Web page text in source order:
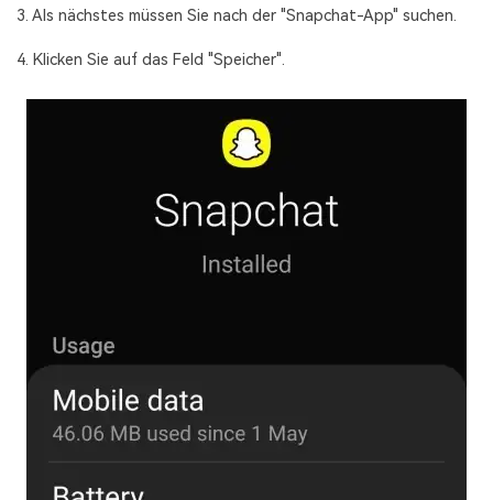
3. Als nächstes müssen Sie nach der "Snapchat-App" suchen.
4. Klicken Sie auf das Feld "Speicher".